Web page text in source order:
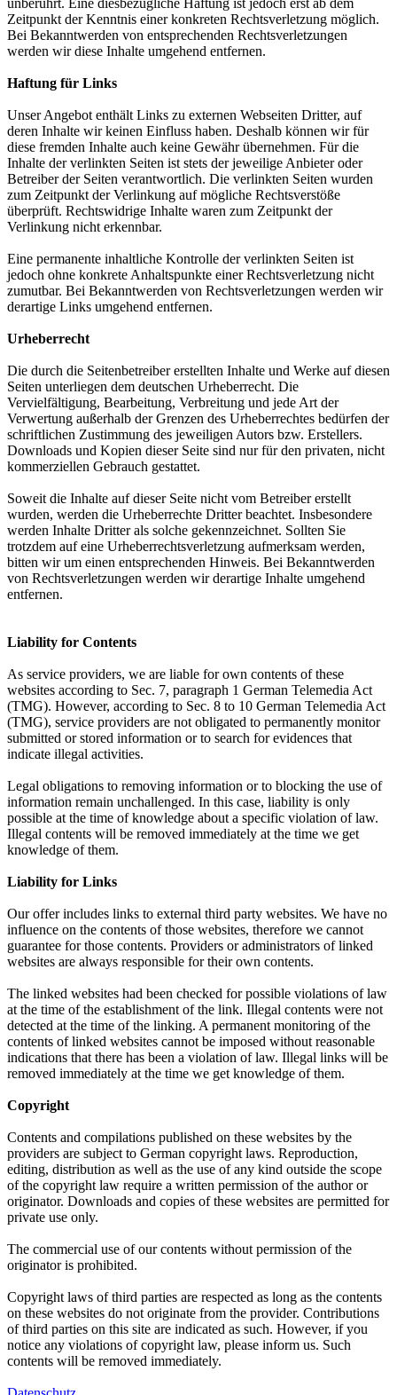
Zeitpunkt der Kenntnis einer konkreten Rechtsverletzung möglich.
Bei Bekanntwerden von entsprechenden Rechtsverletzungen
werden wir diese Inhalte umgehend entfernen.
Haftung für Links
Unser Angebot enthält Links zu externen Webseiten Dritter, auf
deren Inhalte wir keinen Einfluss haben. Deshalb können wir für
diese fremden Inhalte auch keine Gewähr übernehmen. Für die
Inhalte der verlinkten Seiten ist stets der jeweilige Anbieter oder
Betreiber der Seiten verantwortlich. Die verlinkten Seiten wurden
zum Zeitpunkt der Verlinkung auf mögliche Rechtsverstöße
überprüft. Rechtswidrige Inhalte waren zum Zeitpunkt der
Verlinkung nicht erkennbar.
Eine permanente inhaltliche Kontrolle der verlinkten Seiten ist
jedoch ohne konkrete Anhaltspunkte einer Rechtsverletzung nicht
zumutbar. Bei Bekanntwerden von Rechtsverletzungen werden wir
derartige Links umgehend entfernen.
Urheberrecht
Die durch die Seitenbetreiber erstellten Inhalte und Werke auf diesen
Seiten unterliegen dem deutschen Urheberrecht. Die
Vervielfältigung, Bearbeitung, Verbreitung und jede Art der
Verwertung außerhalb der Grenzen des Urheberrechtes bedürfen der
schriftlichen Zustimmung des jeweiligen Autors bzw. Erstellers.
Downloads und Kopien dieser Seite sind nur für den privaten, nicht
kommerziellen Gebrauch gestattet.
Soweit die Inhalte auf dieser Seite nicht vom Betreiber erstellt
wurden, werden die Urheberrechte Dritter beachtet. Insbesondere
werden Inhalte Dritter als solche gekennzeichnet. Sollten Sie
trotzdem auf eine Urheberrechtsverletzung aufmerksam werden,
bitten wir um einen entsprechenden Hinweis. Bei Bekanntwerden
von Rechtsverletzungen werden wir derartige Inhalte umgehend
entfernen.
Liability for Contents
As service providers, we are liable for own contents of these
websites according to Sec. 7, paragraph 1 German Telemedia Act
(TMG). However, according to Sec. 8 to 10 German Telemedia Act
(TMG), service providers are not obligated to permanently monitor
submitted or stored information or to search for evidences that
indicate illegal activities.
Legal obligations to removing information or to blocking the use of
information remain unchallenged. In this case, liability is only
possible at the time of knowledge about a specific violation of law.
Illegal contents will be removed immediately at the time we get
knowledge of them.
Liability for Links
Our offer includes links to external third party websites. We have no
influence on the contents of those websites, therefore we cannot
guarantee for those contents. Providers or administrators of linked
websites are always responsible for their own contents.
The linked websites had been checked for possible violations of law
at the time of the establishment of the link. Illegal contents were not
detected at the time of the linking. A permanent monitoring of the
contents of linked websites cannot be imposed without reasonable
indications that there has been a violation of law. Illegal links will be
removed immediately at the time we get knowledge of them.
Copyright
Contents and compilations published on these websites by the
providers are subject to German copyright laws. Reproduction,
editing, distribution as well as the use of any kind outside the scope
of the copyright law require a written permission of the author or
originator. Downloads and copies of these websites are permitted for
private use only.
The commercial use of our contents without permission of the
originator is prohibited.
Copyright laws of third parties are respected as long as the contents
on these websites do not originate from the provider. Contributions
of third parties on this site are indicated as such. However, if you
notice any violations of copyright law, please inform us. Such
contents will be removed immediately.